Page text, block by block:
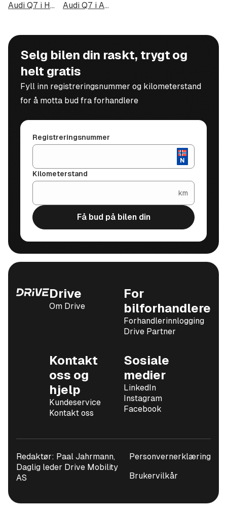
Audi Q7 i Haugesund
Audi Q7 i Alta
Selg bilen din raskt, trygt og
helt gratis
Fyll inn registreringsnummer og kilometerstand
for å motta bud fra forhandlere
Registreringsnummer
Kilometerstand
km
Få bud på bilen din
Drive
Om Drive
For
bilforhandlere
Forhandlerinnlogging
Drive Partner
Kontakt
oss og
hjelp
Kundeservice
Kontakt oss
Sosiale
medier
LinkedIn
Instagram
Facebook
Redaktør: Paal Jahrmann,
Daglig leder Drive Mobility
AS
Personvernerklæring
Brukervilkår